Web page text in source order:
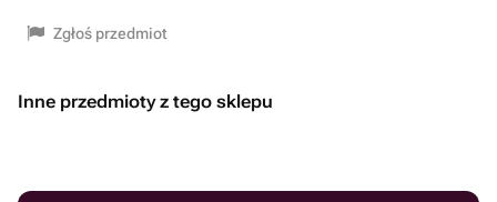
Zgłoś przedmiot
Inne przedmioty z tego sklepu